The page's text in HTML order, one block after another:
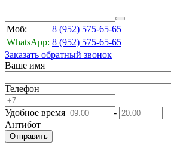
Моб: 8 (952) 575-65-65
WhatsApp: 8 (952) 575-65-65
Заказать обратный звонок
Ваше имя
Телефон
Удобное время
-
Антибот
Отправить